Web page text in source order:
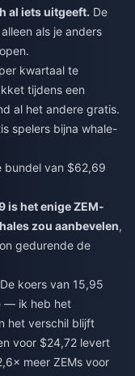
al iets uitgeeft. De
als je anders
kwartaal te
tijdens een
al het andere gratis.
spelers bijna whale-
bundel van $62,69
is het enige ZEM-
zou aanbevelen,
gedurende de
koers van 15,95
— ik heb het
het verschil blijft
voor $24,72 levert
meer ZEMs voor